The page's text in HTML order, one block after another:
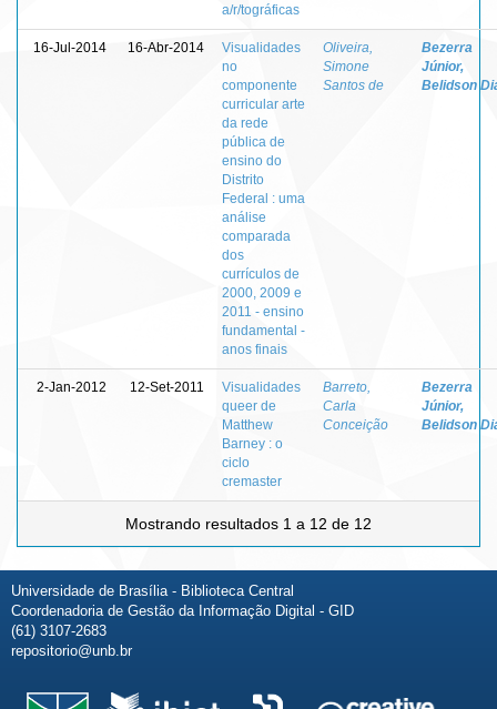
a/r/tográficas
16-Jul-2014 16-Abr-2014
Visualidades
no
componente
curricular arte
da rede
pública de
ensino do
Distrito
Federal : uma
análise
comparada
dos
currículos de
2000, 2009 e
2011 - ensino
fundamental -
anos finais
Oliveira,
Simone
Santos de
Bezerra
Júnior,
Belidson
2-Jan-2012 12-Set-2011
Visualidades
queer de
Matthew
Barney : o
ciclo
cremaster
Barreto,
Carla
Conceição
Bezerra
Júnior,
Belidson
Mostrando resultados 1 a 12 de 12
Universidade de Brasília - Biblioteca Central
Coordenadoria de Gestão da Informação Digital - GID
(61) 3107-2683
repositorio@unb.br